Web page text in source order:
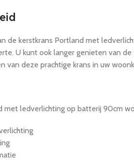
de kerstkrans Portland met
U kunt ook langer genieten van
van deze prachtige krans in uw
met ledverlichting op batterij 90cm